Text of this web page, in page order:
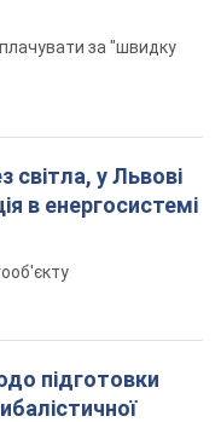
за "швидку
світла, у Львові
в енергосистемі
підготовки